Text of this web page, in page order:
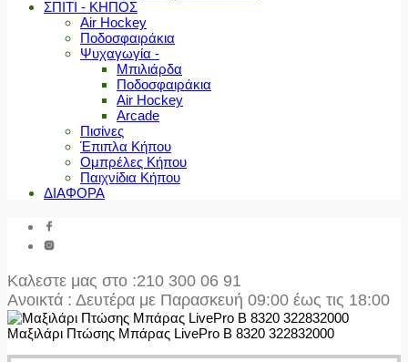
ΣΠΙΤΙ - ΚΗΠΟΣ
Air Hockey
Ποδοσφαιράκια
Ψυχαγωγία -
Μπιλιάρδα
Ποδοσφαιράκια
Air Hockey
Arcade
Πισίνες
Έπιπλα Κήπου
Ομπρέλες Κήπου
Παιχνίδια Κήπου
ΔΙΑΦΟΡΑ
Καλεστε μας στο :210 300 06 91
Ανοικτά : Δευτέρα με Παρασκευή 09:00 έως τις 18:00
Μαξιλάρι Πτώσης Μπάρας LivePro Β 8320 322832000